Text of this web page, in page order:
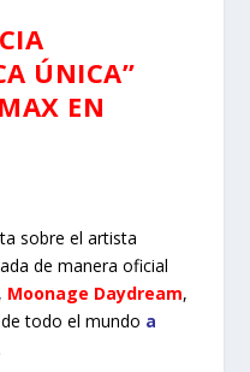
ÚNICA”
EN
sobre el artista
de manera oficial
Moonage Daydream,
todo el mundo a